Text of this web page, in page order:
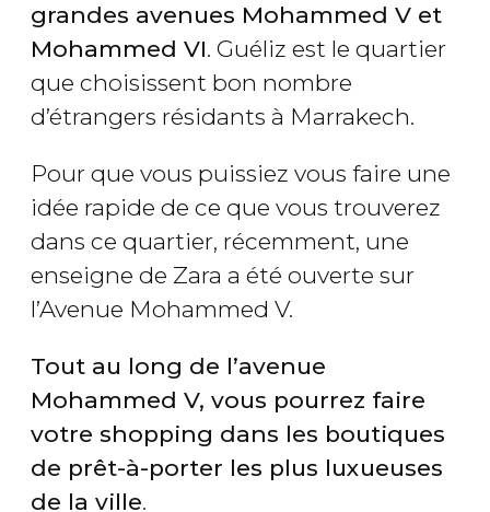
grandes avenues Mohammed V et
Mohammed VI. Guéliz est le quartier
que choisissent bon nombre
d’étrangers résidants à Marrakech.
Pour que vous puissiez vous faire une
idée rapide de ce que vous trouverez
dans ce quartier, récemment, une
enseigne de Zara a été ouverte sur
l’Avenue Mohammed V.
Tout au long de l’avenue
Mohammed V, vous pourrez faire
votre shopping dans les boutiques
de prêt-à-porter les plus luxueuses
de la ville.